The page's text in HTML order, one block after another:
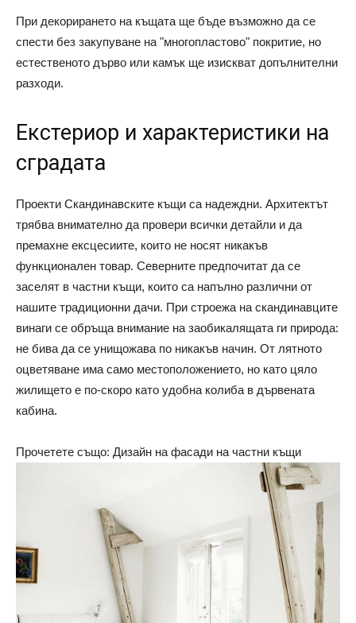
При декорирането на къщата ще бъде възможно да се
спести без закупуване на "многопластово" покритие, но
естественото дърво или камък ще изискват допълнителни
разходи.
Екстериор и характеристики на
сградата
Проекти Скандинавските къщи са надеждни. Архитектът
трябва внимателно да провери всички детайли и да
премахне ексцесиите, които не носят никакъв
функционален товар. Северните предпочитат да се
заселят в частни къщи, които са напълно различни от
нашите традиционни дачи. При строежа на скандинавците
винаги се обръща внимание на заобикалящата ги природа:
не бива да се унищожава по никакъв начин. От лятното
оцветяване има само местоположението, но като цяло
жилището е по-скоро като удобна колиба в дървената
кабина.
Прочетете също: Дизайн на фасади на частни къщи